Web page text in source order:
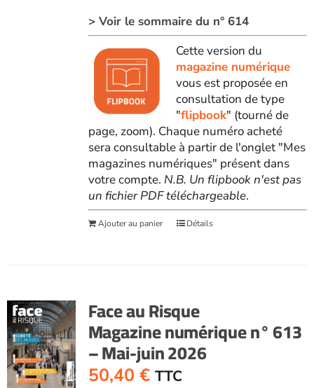
> Voir le sommaire du n° 614
Cette version du
magazine numérique
vous est proposée en
consultation de type
"flipbook" (tourné de
page, zoom). Chaque numéro acheté
sera consultable à partir de l'onglet "Mes
magazines numériques" présent dans
votre compte. N.B. Un flipbook n'est pas
un fichier PDF téléchargeable.
Ajouter au panier Détails
Face au Risque
Magazine numérique n° 613
– Mai-juin 2026
50,40 € TTC